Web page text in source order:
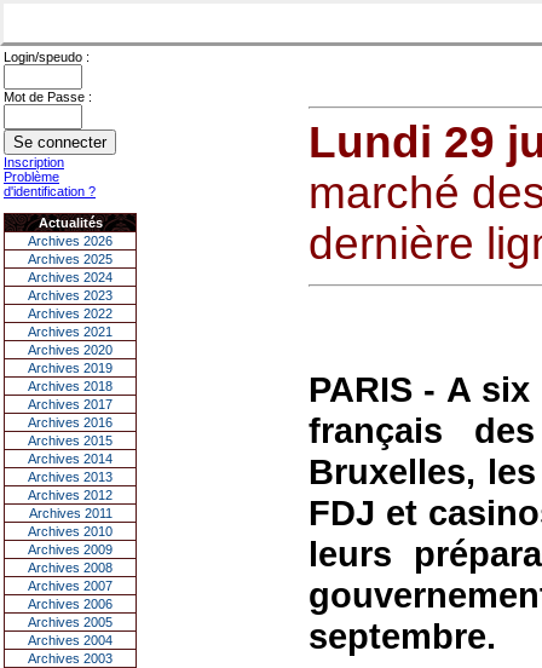
Login/speudo :
Mot de Passe :
Inscription
Problème
d'identification ?
Actualités
Archives 2026
Archives 2025
Archives 2024
Archives 2023
Archives 2022
Archives 2021
Archives 2020
Archives 2019
Archives 2018
Archives 2017
Archives 2016
Archives 2015
Archives 2014
Archives 2013
Archives 2012
Archives 2011
Archives 2010
Archives 2009
Archives 2008
Archives 2007
Archives 2006
Archives 2005
Archives 2004
Archives 2003
Lundi 29
marché
dernière
PARIS - A
français
Bruxelles,
FDJ et
leurs
septembre.